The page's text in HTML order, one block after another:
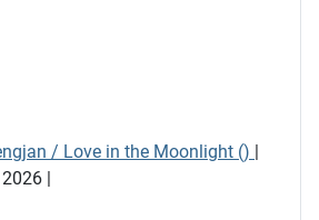
/ Love in the Moonlight () |
|